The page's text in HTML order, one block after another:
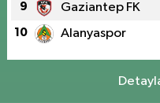
9 Gaziantep FK
10 Alanyaspor